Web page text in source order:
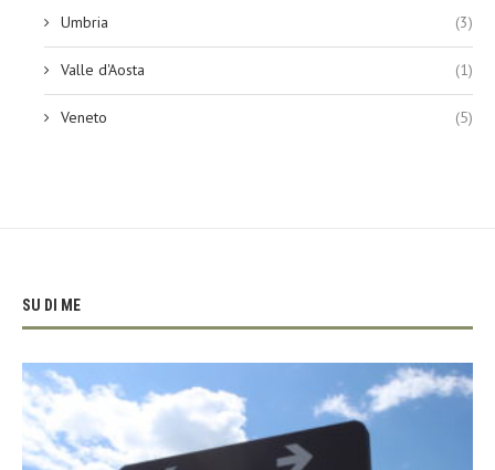
Umbria (3)
Valle d'Aosta (1)
Veneto (5)
SU DI ME